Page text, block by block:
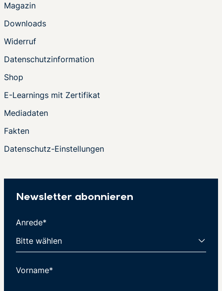
Magazin
Downloads
Widerruf
Datenschutzinformation
Shop
E-Learnings mit Zertifikat
Mediadaten
Fakten
Datenschutz-Einstellungen
Newsletter abonnieren
Anrede*
Vorname*